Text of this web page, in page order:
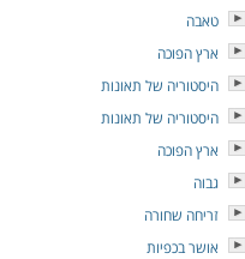
טאבה
ארץ הפוכה
היסטוריה של תאונות
היסטוריה של תאונות
ארץ הפוכה
גבוה
זריחה שחורה
אושר בכפיות